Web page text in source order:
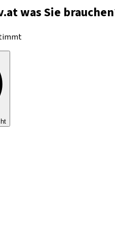
was Sie